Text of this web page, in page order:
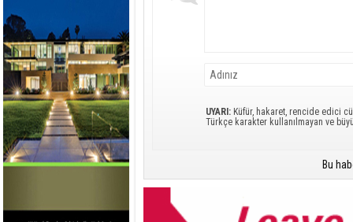
UYARI: Küfür, hakaret, rencide edici
Türkçe karakter kullanılmayan ve
Bu